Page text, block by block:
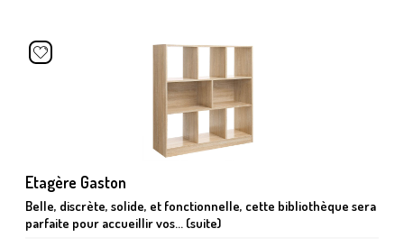
Etagère Gaston
Belle, discrète, solide, et fonctionnelle, cette bibliothèque sera
parfaite pour accueillir vos... (suite)